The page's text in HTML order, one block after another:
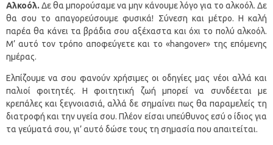
Αλκοόλ. Δε θα μπορούσαμε να μην κάνουμε λόγο για το αλκοόλ. Δε
θα σου το απαγορεύσουμε φυσικά! Σύνεση και μέτρο. Η καλή
παρέα θα κάνει τα βράδια σου αξέχαστα και όχι το πολύ αλκοόλ.
Μ’ αυτό τον τρόπο αποφεύγετε και το «hangover» της επόμενης
ημέρας.
Ελπίζουμε να σου φανούν χρήσιμες οι οδηγίες μας νέοι αλλά και
παλιοί φοιτητές. Η φοιτητική ζωή μπορεί να συνδέεται με
κρεπάλες και ξεγνοιασιά, αλλά δε σημαίνει πως θα παραμελείς τη
διατροφή και την υγεία σου. Πλέον είσαι υπεύθυνος εσύ ο ίδιος για
τα γεύματά σου, γι’ αυτό δώσε τους τη σημασία που απαιτείται.